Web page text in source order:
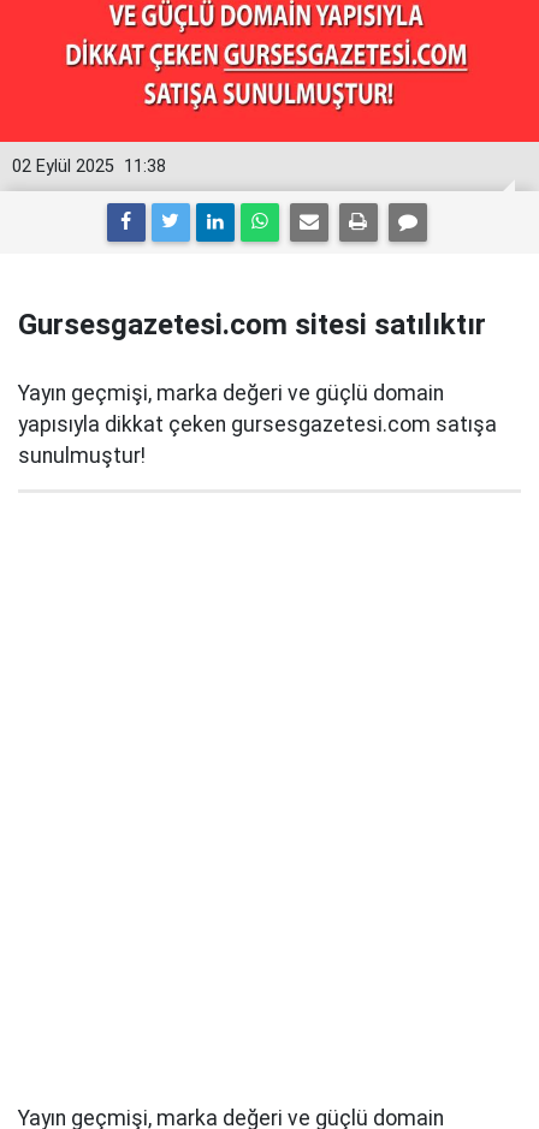
11:38
02 Eylül 2025
Gursesgazetesi.com sitesi satılıktır
Yayın geçmişi, marka değeri ve güçlü domain
yapısıyla dikkat çeken gursesgazetesi.com satışa
sunulmuştur!
Yayın geçmişi, marka değeri ve güçlü domain